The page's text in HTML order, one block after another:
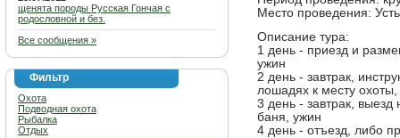
щенята породы Русская Гончая с
родословной и без.
Все сообщения »
Фильтр
Охота
Подводная охота
Рыбалка
Отдых
Место проведения:
Описание тура:
1 день - приезд и
ужин
2 день - завтрак,
лошадях к месту
3 день - завтрак,
баня, ужин
4 день - отъезд, либо